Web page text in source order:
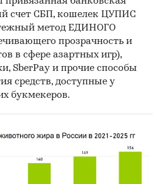
ФЗ за период
с января
2024 года, в которых был
Для компаний
участвовать в
показано
отклонение итоговой
от их начальной
Покупателям работы
могут быть
запросу заказчика.
производителей
счет СБП, кошелек ЦУПИС
метод ЕДИНОГО
прозрачность и
в сфере азартных игр),
SberPay и прочие способы
средств, доступные у
букмекеров.